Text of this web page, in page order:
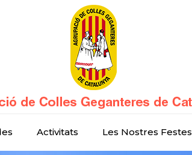
Activitats Les Nostres Festes